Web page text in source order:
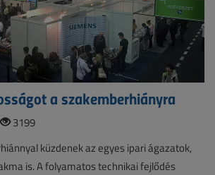
a szakemberhiányra
3199
küzdenek az egyes ipari ágazatok,
is. A folyamatos technikai fejlődés